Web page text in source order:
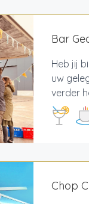
Bar
Heb jij
uw
verder
Chop